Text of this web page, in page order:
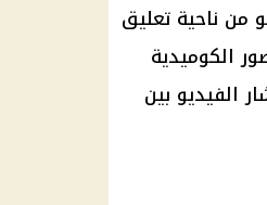
من ناحية تعليق
الكوميدية
الفيديو بين